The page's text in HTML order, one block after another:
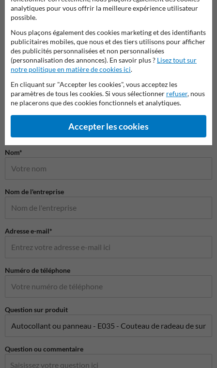
Pictogrammes de sauvetage
Pictogrammes de lutte contre
l'incendie
Pictogrammes de sécurité
Poser votre question à Panneausecurite.be
Nom*
Nom de l'entreprise
Adresse e-mail*
Numéro de téléphone
Question sur produit
Question ou commentaire
analytiques pour vous offrir la meilleure expérience utilisateur
possible.
Nous plaçons également des cookies marketing et des identifiants
publicitaires mobiles, que nous et des tiers utilisons pour afficher
des publicités personnalisées et non personnalisées
(personnalisation des annonces). En savoir plus ? Lisez tout sur
notre politique en matière de cookies ici.
En cliquant sur "Accepter les cookies", vous acceptez les
paramètres de tous les cookies. Si vous sélectionner refuser, nous
ne placerons que des cookies fonctionnels et analytiques.
Accepter les cookies